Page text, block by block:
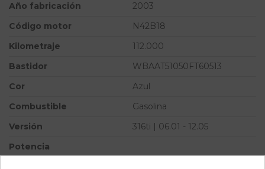
Año fabricación
2003
Código motor
N42B18
Kilometraje
112.000
Bastidor
WBAAT51050FT60513
Cor
Azul
Combustible
Gasolina
Versión
316ti | 06.01 - 12.05
Potencia